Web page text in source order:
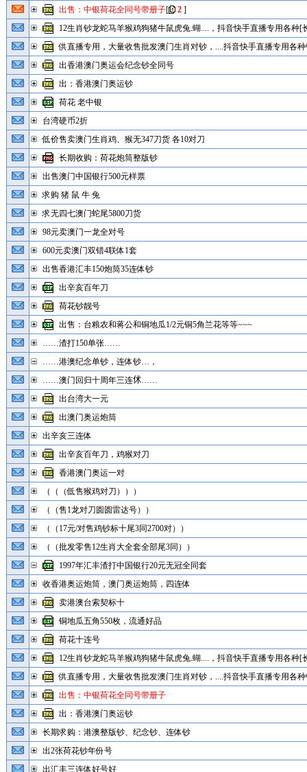
出售：中银荷花全同号带册子[ 2]
12生肖钞龙蛇马羊猴鸡狗猪牛鼠虎兔.蝴....，抖音快手直播专用各种[
供直播专用，大量收售批发澳门生肖对钞，....抖音快手直播专用各
出香港澳门奥运会纪念钞全同号
出：香港澳门奥运钞
荷花 老中银
台湾硬币2折
低价售卖澳门生肖鸡、猴无347刀货 各10对刀
长期收购：荷花炮筒整版钞
出售澳门中国银行500元样票
求购 猪 鼠 牛 兔
求无四七澳门蛇尾5800刀货
98元卖澳门一龙全对号
600元卖澳门双错4联体1套
出售香港汇丰150炮筒35连体钞
出辛亥百年刀
荷花钞靓号
出售：台粮农和蒋公和铜地瓜1/2元铜5角兰花等等~~~
……渣打150单张……
……港澳纪念单钞，连体钞…，
……澳门回归十周年三连𠇲……
出台湾大一元
出澳门奥运炮筒
出辛亥三连体
出辛亥百年刀，鸡猴对刀
香港澳门奥运一对
（（（低售猴鸡对刀）））
（（售1龙对刀圆圆雷达号））
（（17元/对售鸡钞标十尾3同2700对））
（（批发零售12生肖大全套全部尾3同））
1997年汇丰渣打中国银行20元无冠全同套
收香港奥运炮筒，澳门奥运炮筒，四连体
卖港澳台索契标十
铜地瓜五角550枚，流通好品
荷花十连号
12生肖钞龙蛇马羊猴鸡狗猪牛鼠虎兔.蝴....，抖音快手直播专用各种[
供直播专用，大量收售批发澳门生肖对钞，....抖音快手直播专用各
出售：中银荷花全同号带册子
出：香港澳门奥运钞
长期求购：港澳整版钞、纪念钞、连体钞
出2张荷花钞年份号
出汇丰三连体好号好